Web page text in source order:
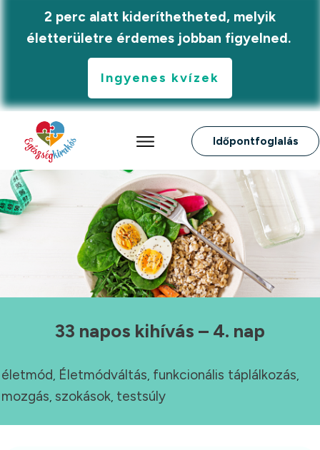
2 perc alatt kideríthetheted, melyik
életterületre érdemes jobban figyelned.
Ingyenes kvízek
Időpontfoglalás
33 napos kihívás – 4. nap
életmód Életmódváltás funkcionális táplálkozás
mozgás szokások testsúly